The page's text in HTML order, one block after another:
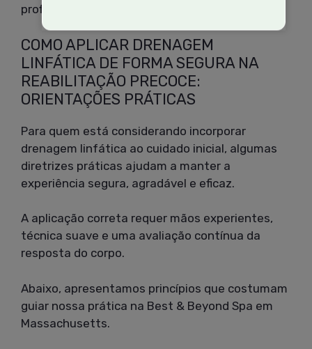
profissional para reavaliar o plano.
COMO APLICAR DRENAGEM
LINFÁTICA DE FORMA SEGURA NA
REABILITAÇÃO PRECOCE:
ORIENTAÇÕES PRÁTICAS
Para quem está considerando incorporar
drenagem linfática ao cuidado inicial, algumas
diretrizes práticas ajudam a manter a
experiência segura, agradável e eficaz.
A aplicação correta requer mãos experientes,
técnica suave e uma avaliação contínua da
resposta do corpo.
Abaixo, apresentamos princípios que costumam
guiar nossa prática na Best & Beyond Spa em
Massachusetts.